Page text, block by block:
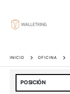
INICIO OFICINA